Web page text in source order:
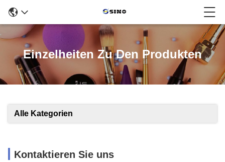
Einzelheiten Zu Den Produkten
Alle Kategorien
Kontaktieren Sie uns